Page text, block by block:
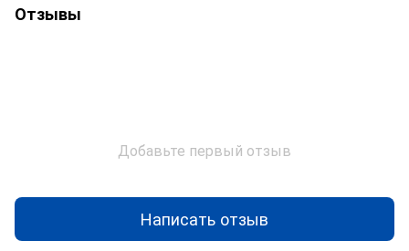
Отзывы
Добавьте первый отзыв
Написать отзыв